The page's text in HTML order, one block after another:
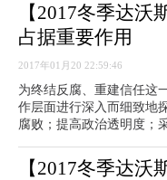
【2017冬季达
占据重要作用
2017年01月20 22:59:46
为终结反腐、重建信任这
作层面进行深入而细致地
腐败；提高政治透明度；
【2017冬季达